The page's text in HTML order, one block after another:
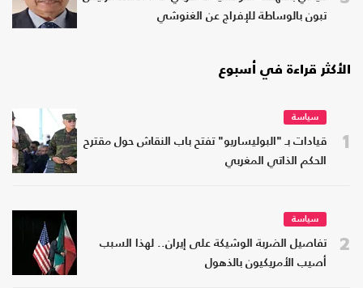
تبون بالوساطة للإفراج عن الغنوشي
الأكثر قراءة في أسبوع
1
سياسة
قيادات بـ "البوليساريو" تفتح باب النقاش حول مقترح
الحكم الذاتي المغربي
2
سياسة
تفاصيل الضربة الوشيكة على إيران.. لهذا السبب
أصيب الأمريكيون بالذهول